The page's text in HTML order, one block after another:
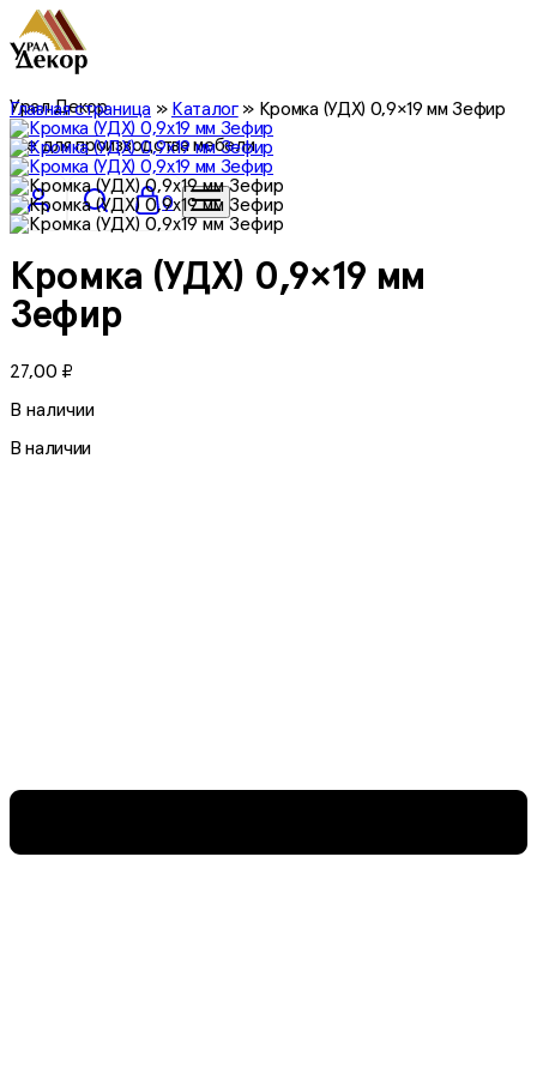
Урал Декор
все для производства мебели
0
Главная страница» Каталог» Кромка (УДХ) 0,9×19 мм Зефир
Кромка (УДХ) 0,9×19 мм
Зефир
27,00 ₽
В наличии
В наличии